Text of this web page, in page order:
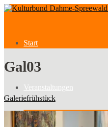
Start
Veranstaltungen
Gal03
Galeriefrühstück